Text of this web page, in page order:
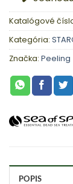
Katalógové
Kategória:
Značka: Peeling
POPIS